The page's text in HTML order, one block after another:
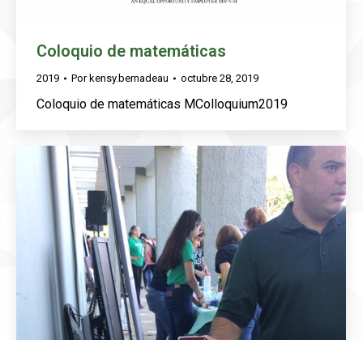
Coloquio de matemáticas
2019 Por kensy.bernadeau octubre 28, 2019
Coloquio de matemáticas MColloquium2019